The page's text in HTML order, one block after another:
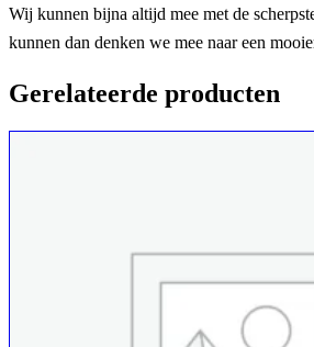
Wij kunnen bijna altijd mee met de
kunnen dan denken we mee naar een
Gerelateerde producten